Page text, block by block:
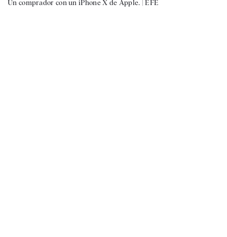
Un comprador con un iPhone X de Apple. |EFE